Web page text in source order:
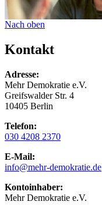
Nach oben
Kontakt
Adresse:
Mehr Demokratie e.V.
Greifswalder Str. 4
10405 Berlin
Telefon:
030 4208 2370
E-Mail:
info@mehr-demokratie.de
Kontoinhaber:
Mehr Demokratie e.V.